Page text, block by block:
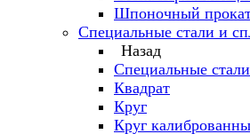
Шпоночный
Специальные стали и
Назад
Специальные
Квадрат
Круг
Круг